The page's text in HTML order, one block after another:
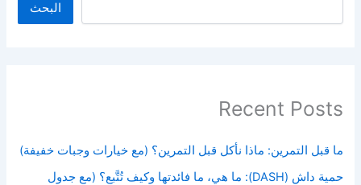
البحث
Recent Posts
ما قبل التمرين: ماذا نأكل قبل التمرين؟ (مع خيارات وجبات خفيفة)
حمية داش (DASH): ما هي، ما فائدتها وكيف تُتَّبع؟ (مع جدول